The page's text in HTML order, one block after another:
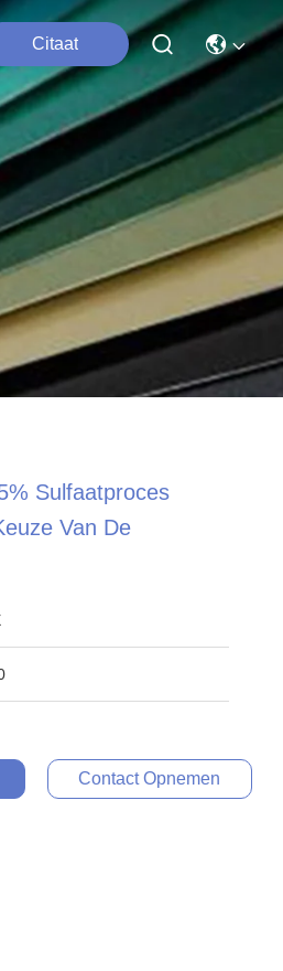
Citaat
Sulfaatproces
Van De
Contact Opnemen